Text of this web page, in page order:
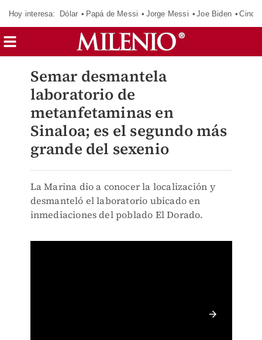
Hoy interesa: Dólar Papá de Messi Jorge Messi Joe Biden
Semar desmantela
laboratorio de
metanfetaminas en
Sinaloa; es el segundo más
grande del sexenio
La Marina dio a conocer la localización y
desmanteló el laboratorio ubicado en
inmediaciones del poblado El Dorado.